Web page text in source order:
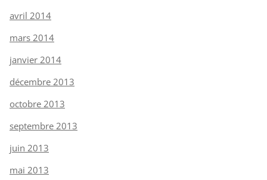
avril 2014
mars 2014
janvier 2014
décembre 2013
octobre 2013
septembre 2013
juin 2013
mai 2013